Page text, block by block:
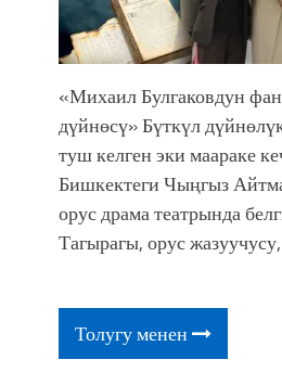
«Михаил Булгаковдун
дүйнөсү» Бүткүл
туш келген эки маараке
Бишкектеги Чыңгыз
орус драма театрында
Тагырагы, орус
Толугу менен